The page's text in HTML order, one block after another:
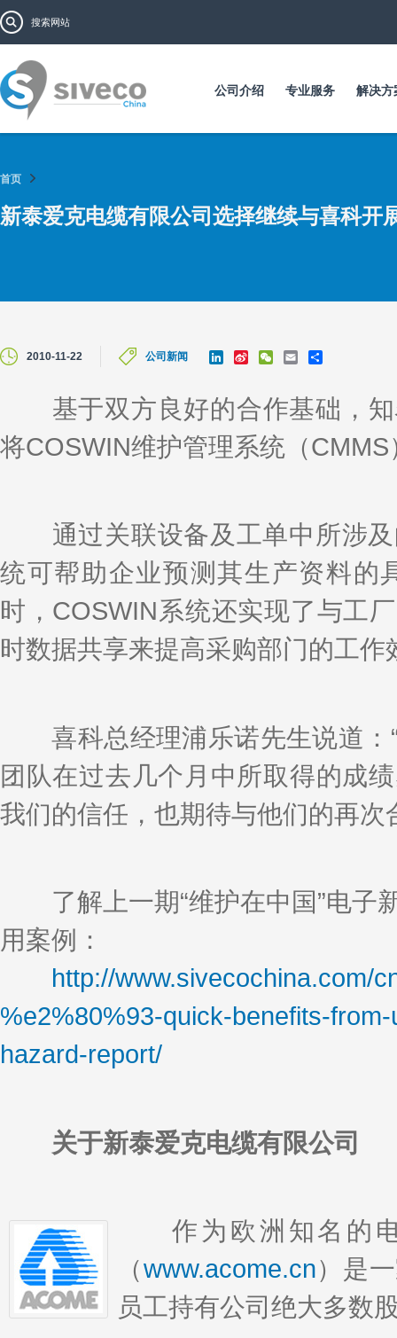
到
要
内
搜索表单
公司介绍 专业服务 解决方
首页
新泰爱克电缆有限公司选择继续与喜科开
2010-11-22 公司新闻
基于双方良好的合作基础，知
将COSWIN维护管理系统（
通过关联设备及工单中所涉及
统可帮助企业预测其生产资料的
时，COSWIN系统还实现了与工
时数据共享来提高采购部门的工作
喜科总经理浦乐诺先生说道：“
团队在过去几个月中所取得的成
我们的信任，也期待与他们的再次
了解上一期“维护在中国”电子
用案例：
http://www.sivecochina.com/
%e2%80%93-quick-benefits-
hazard-report/
关于新泰爱克电缆有限公司
作为欧洲知名的电
（www.acome.cn）是
员工持有公司绝大多数
k
e
I
n
a
W
i
b
W
h
a
i
l
r
e